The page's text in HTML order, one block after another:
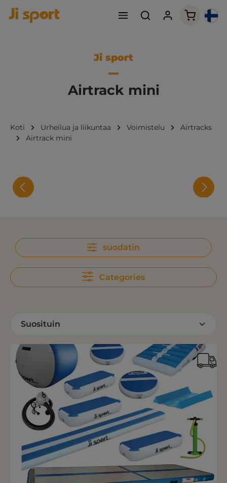
Ji sport
Airtrack mini
Koti Urheilua ja liikuntaa Voimistelu
Airtracks
Airtrack mini
suodatin
Categories